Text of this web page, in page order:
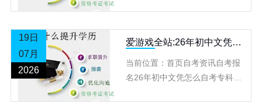
系统化、结构化的数学知识体系
19日
07月
2026
爱游戏全站:26年初中文凭怎
是什么？
当前位置：首页自考资讯自考报
名26年初中文凭怎么自考专科？